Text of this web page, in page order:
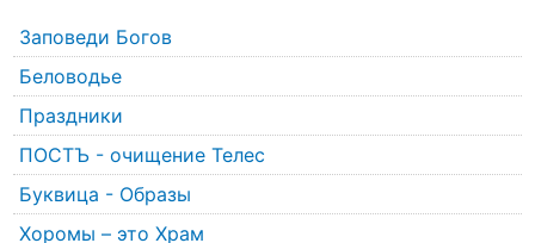
Заповеди Богов
Беловодье
Праздники
ПОСТЪ - очищение Телес
Буквица - Образы
Хоромы – это Храм